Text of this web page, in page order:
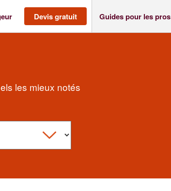
Devis gratuit Guides pour les pros
les mieux notés